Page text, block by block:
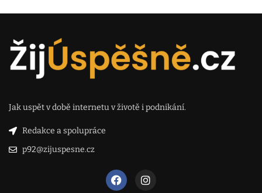
Jak uspět v době internetu v životě i podnikání.
Redakce a spolupráce
p92@zijuspesne.cz